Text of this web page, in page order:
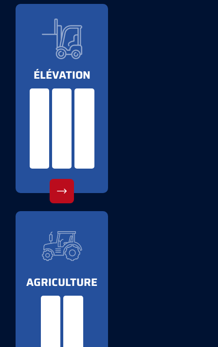
ÉLÉVATION
AGRICULTURE